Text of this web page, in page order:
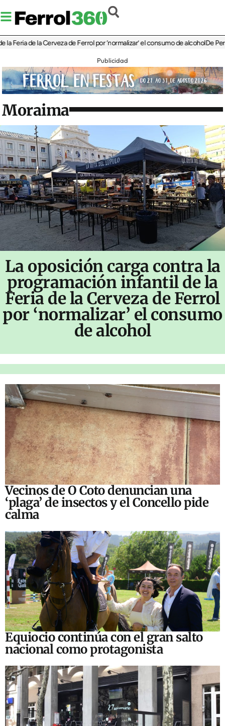
de la Cerveza de Ferrol por ‘normalizar’ el consumo de alcoholDe Perlío a
Publicidad
Moraima
La oposición carga contra la
programación infantil de la
Feria de la Cerveza de Ferrol
por ‘normalizar’ el consumo
de alcohol
Vecinos de O Coto denuncian una
‘plaga’ de insectos y el Concello pide
calma
Equiocio continúa con el gran salto
nacional como protagonista